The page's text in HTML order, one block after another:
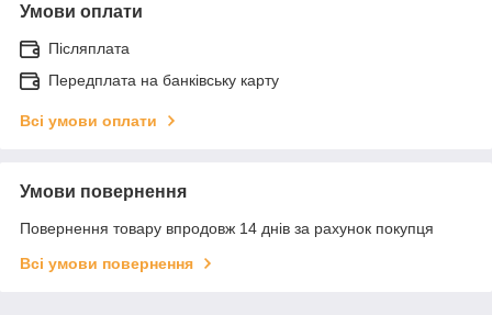
Умови оплати
Післяплата
Передплата на банківську карту
Всі умови оплати
Умови повернення
Повернення товару впродовж 14 днів за рахунок покупця
Всі умови повернення